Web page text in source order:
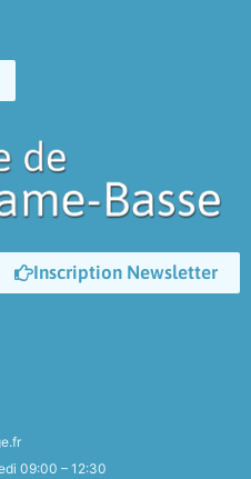
Inscription Newsletter
09:00 – 12:30